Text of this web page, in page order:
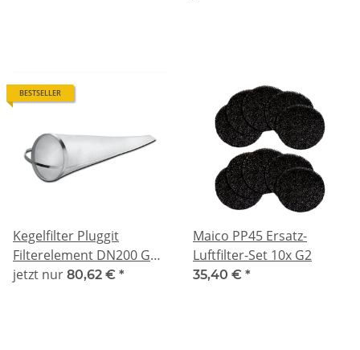
BESTSELLER
Kegelfilter Pluggit
Filterelement DN200 GTC
- G2
jetzt nur 80,62 € *
Maico PP45 Ersatz-
Luftfilter-Set 10x G2
35,40 € *